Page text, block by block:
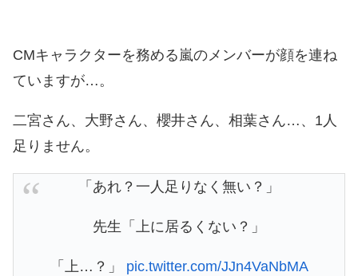
CMキャラクターを務める嵐のメンバーが顔を連ね
ていますが…。
二宮さん、大野さん、櫻井さん、相葉さん…、1人
足りません。
「あれ？一人足りなく無い？」
先生「上に居るくない？」
「上…？」 pic.twitter.com/JJn4VaNbMA